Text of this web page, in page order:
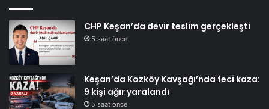
CHP Keşan’da devir teslim gerçekleşti
5 saat önce
Keşan’da Kozköy Kavşağı’nda feci kaza:
9 kişi ağır yaralandı
5 saat önce